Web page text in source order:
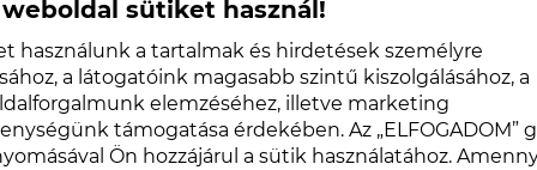
weboldal sütiket használ!
használunk a tartalmak és hirdetések személyre
a látogatóink magasabb szintű kiszolgálásához, a
elemzéséhez, illetve marketing
támogatása érdekében. Az „ELFOGADOM”
Ön hozzájárul a sütik használatához.